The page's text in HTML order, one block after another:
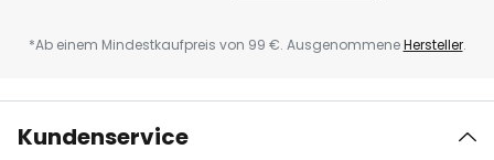
*Ab einem Mindestkaufpreis von 99 €. AusgenommeneHersteller.
Kundenservice